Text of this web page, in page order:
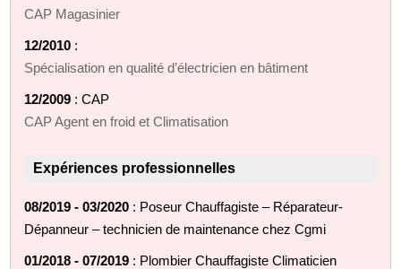
CAP Magasinier
12/2010 :
Spécialisation en qualité d’électricien en bâtiment
12/2009 : CAP
CAP Agent en froid et Climatisation
Expériences professionnelles
08/2019 - 03/2020 : Poseur Chauffagiste – Réparateur-
Dépanneur – technicien de maintenance chez Cgmi
01/2018 - 07/2019 : Plombier Chauffagiste Climaticien